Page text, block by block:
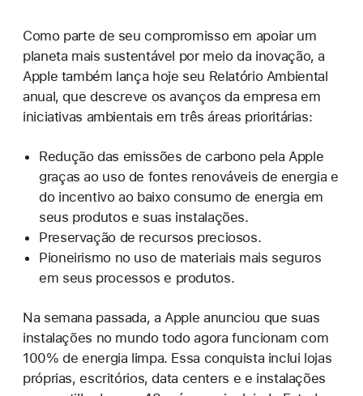
Como parte de seu compromisso em apoiar um
planeta mais sustentável por meio da inovação, a
Apple também lança hoje seu Relatório Ambiental
anual, que descreve os avanços da empresa em
iniciativas ambientais em três áreas prioritárias:
Redução das emissões de carbono pela Apple
graças ao uso de fontes renováveis de energia e
do incentivo ao baixo consumo de energia em
seus produtos e suas instalações.
Preservação de recursos preciosos.
Pioneirismo no uso de materiais mais seguros
em seus processos e produtos.
Na semana passada, a Apple anunciou que suas
instalações no mundo todo agora funcionam com
100% de energia limpa. Essa conquista inclui lojas
próprias, escritórios, data centers e e instalações